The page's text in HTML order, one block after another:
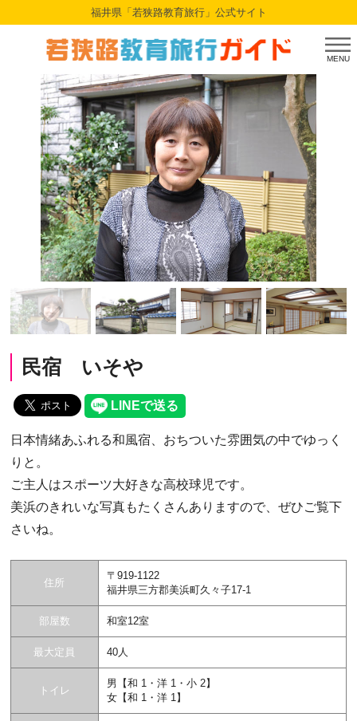
福井県「若狭路教育旅行」公式サイト
MENU
民宿 いそや
日本情緒あふれる和風宿、おちついた雰囲気の中でゆっく
りと。
ご主人はスポーツ大好きな高校球児です。
美浜のきれいな写真もたくさんありますので、ぜひご覧下
さいね。
住所
〒919-1122
福井県三方郡美浜町久々子17-1
部屋数 和室12室
最大定員 40人
トイレ
男【和 1・洋 1・小 2】
女【和 1・洋 1】